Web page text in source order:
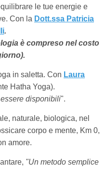
le tue energie e
Con la Dott.ssa Patricia
.
è compreso nel costo
in saletta. Con Laura
Hatha Yoga).
disponibili".
naturale, biologica, nel
corpo e mente, Km 0,
amore.
"Un metodo semplice